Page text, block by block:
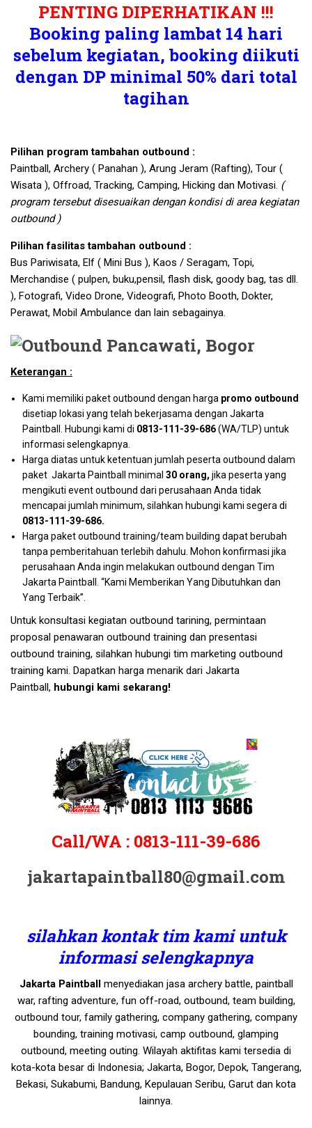
PENTING DIPERHATIKAN !!!
Booking paling lambat 14 hari
sebelum kegiatan, booking diikuti
dengan DP minimal 50% dari total
tagihan
Pilihan program tambahan outbound :
Paintball, Archery ( Panahan ), Arung Jeram (Rafting), Tour (
Wisata ), Offroad, Tracking, Camping, Hicking dan Motivasi. (
program tersebut disesuaikan dengan kondisi di area kegiatan
outbound )
Pilihan fasilitas tambahan outbound :
Bus Pariwisata, Elf ( Mini Bus ), Kaos / Seragam, Topi,
Merchandise ( pulpen, buku,pensil, flash disk, goody bag, tas dll.
), Fotografi, Video Drone, Videografi, Photo Booth, Dokter,
Perawat, Mobil Ambulance dan lain sebagainya.
Keterangan :
Kami memiliki paket outbound dengan harga promo outbound
disetiap lokasi yang telah bekerjasama dengan Jakarta
Paintball. Hubungi kami di 0813-111-39-686(WA/TLP) untuk
informasi selengkapnya.
Harga diatas untuk ketentuan jumlah peserta outbound dalam
paket Jakarta Paintball minimal 30 orang, jika peserta yang
mengikuti event outbound dari perusahaan Anda tidak
mencapai jumlah minimum, silahkan hubungi kami segera di
0813-111-39-686.
Harga paket outbound training/team building dapat berubah
tanpa pemberitahuan terlebih dahulu. Mohon konfirmasi jika
perusahaan Anda ingin melakukan outbound dengan Tim
Jakarta Paintball. “Kami Memberikan Yang Dibutuhkan dan
Yang Terbaik”.
Untuk konsultasi kegiatan outbound tarining, permintaan
proposal penawaran outbound training dan presentasi
outbound training, silahkan hubungi tim marketing outbound
training kami. Dapatkan harga menarik dari Jakarta
Paintball, hubungi kami sekarang!
Call/WA : 0813-111-39-686
jakartapaintball80@gmail.com
silahkan kontak tim kami untuk
informasi selengkapnya
Jakarta Paintballmenyediakan jasa archery battle, paintball
war, rafting adventure, fun off-road, outbound, team building,
outbound tour, family gathering, company gathering, company
bounding, training motivasi, camp outbound, glamping
outbound, meeting outing. Wilayah aktifitas kami tersedia di
kota-kota besar di Indonesia; Jakarta, Bogor, Depok, Tangerang,
Bekasi, Sukabumi, Bandung, Kepulauan Seribu, Garut dan kota
lainnya.